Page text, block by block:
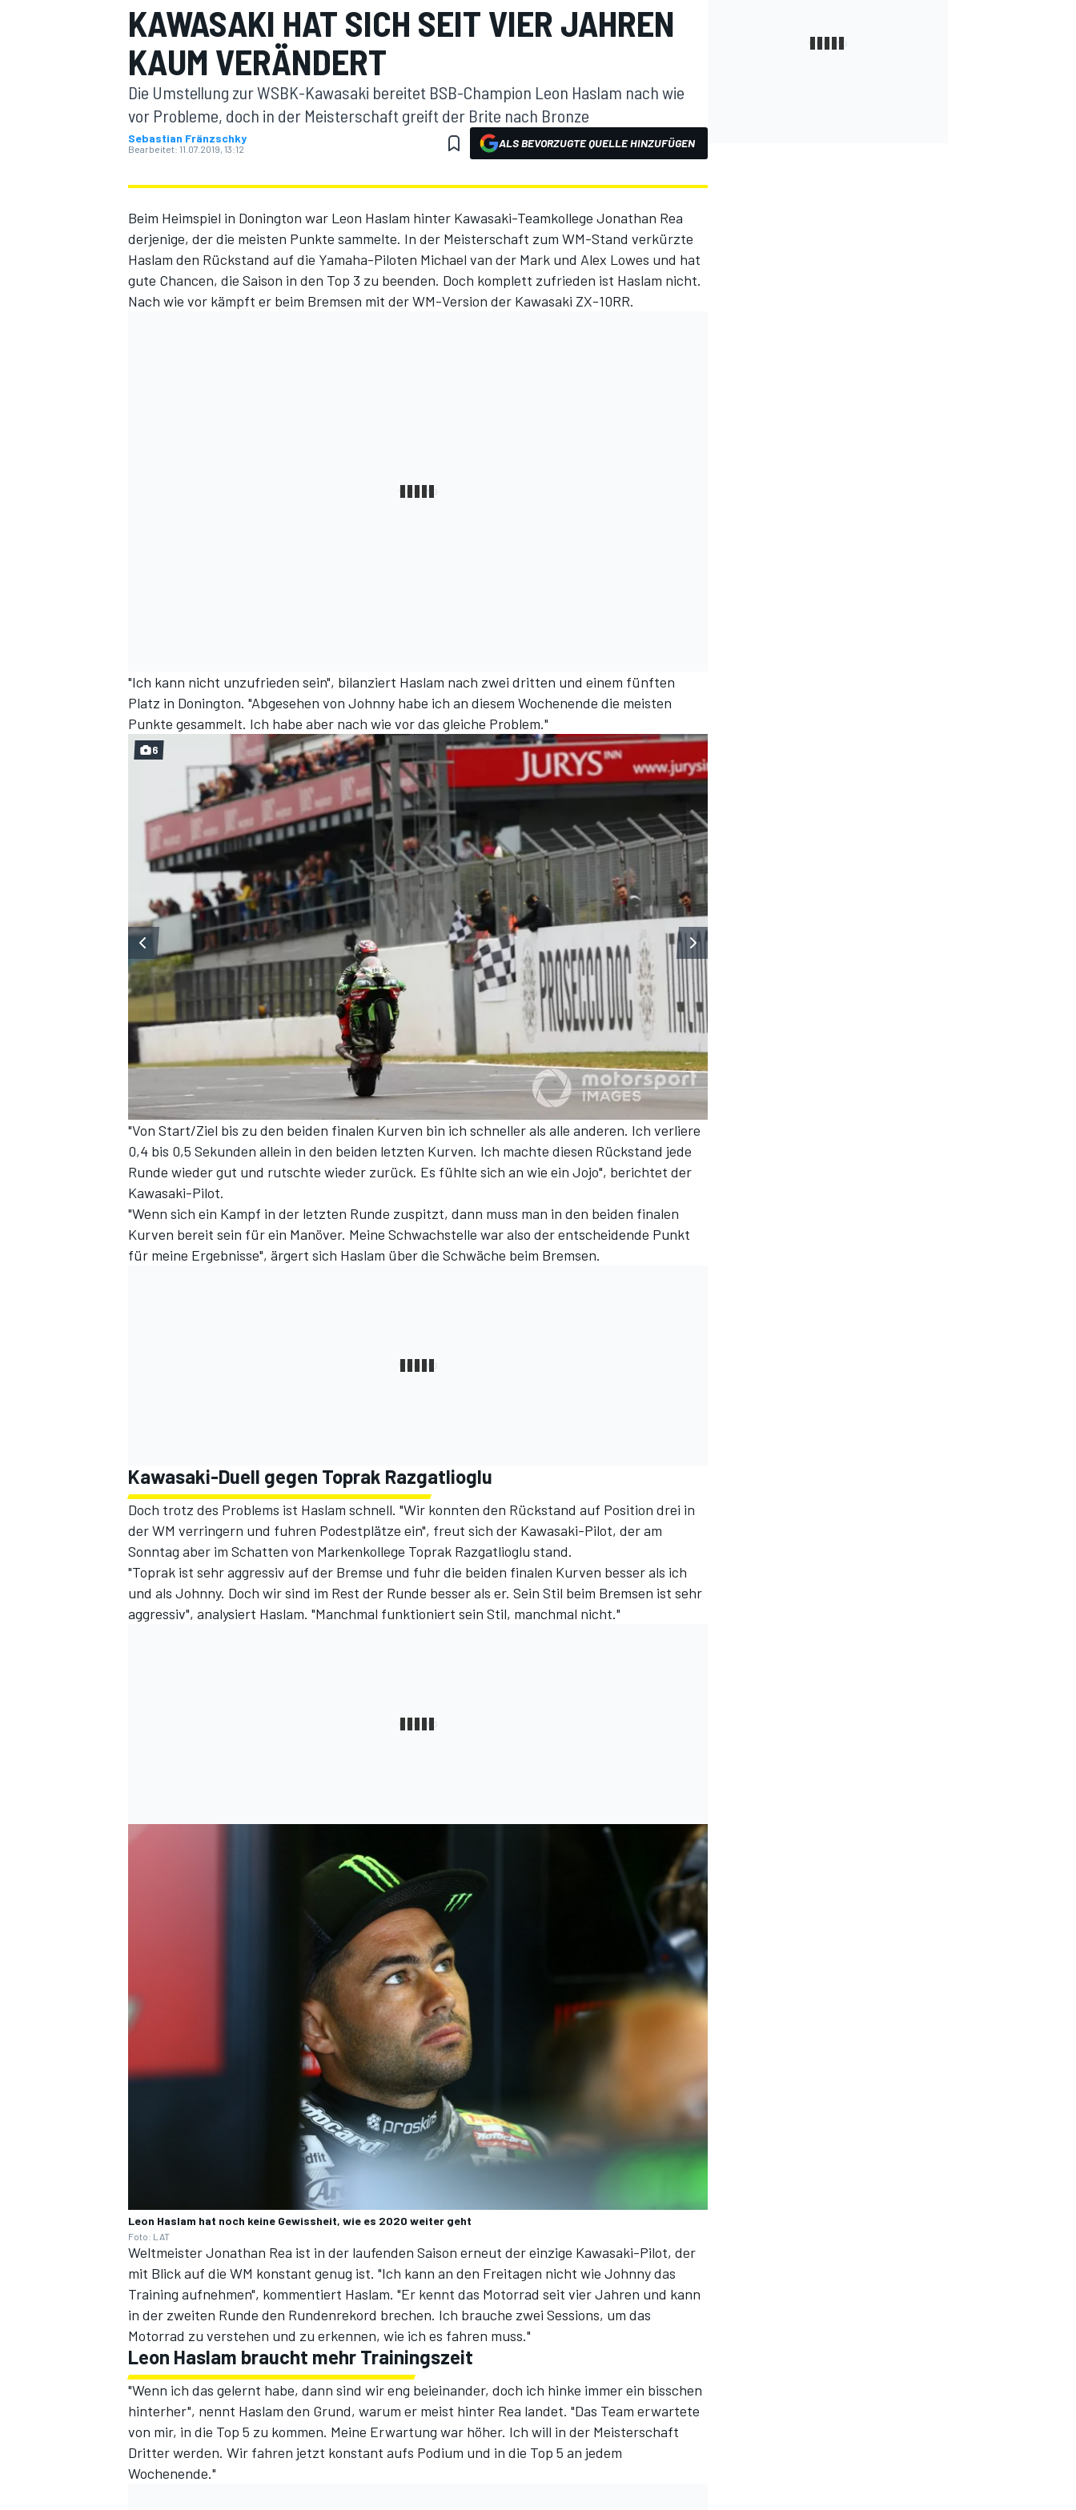
MOTOGP
SPORTWAGEN
KAWASAKI HAT SICH SEIT VIER JAHREN
KAUM VERÄNDERT
Die Umstellung zur WSBK-Kawasaki bereitet BSB-Champion Leon Haslam nach wie
vor Probleme, doch in der Meisterschaft greift der Brite nach Bronze
Sebastian Fränzschky
Bearbeitet: 11.07.2019, 13:12 ALS BEVORZUGTE QUELLE HINZUFÜGEN
Beim Heimspiel in Donington war Leon Haslam hinter Kawasaki-Teamkollege Jonathan Rea
derjenige, der die meisten Punkte sammelte. In der Meisterschaft zum WM-Stand verkürzte
Haslam den Rückstand auf die Yamaha-Piloten Michael van der Mark und Alex Lowes und hat
gute Chancen, die Saison in den Top 3 zu beenden. Doch komplett zufrieden ist Haslam nicht.
Nach wie vor kämpft er beim Bremsen mit der WM-Version der Kawasaki ZX-10RR.
"Ich kann nicht unzufrieden sein", bilanziert Haslam nach zwei dritten und einem fünften
Platz in Donington. "Abgesehen von Johnny habe ich an diesem Wochenende die meisten
Punkte gesammelt. Ich habe aber nach wie vor das gleiche Problem."
6
"Von Start/Ziel bis zu den beiden finalen Kurven bin ich schneller als alle anderen. Ich verliere
0,4 bis 0,5 Sekunden allein in den beiden letzten Kurven. Ich machte diesen Rückstand jede
Runde wieder gut und rutschte wieder zurück. Es fühlte sich an wie ein Jojo", berichtet der
Kawasaki-Pilot.
"Wenn sich ein Kampf in der letzten Runde zuspitzt, dann muss man in den beiden finalen
Kurven bereit sein für ein Manöver. Meine Schwachstelle war also der entscheidende Punkt
für meine Ergebnisse", ärgert sich Haslam über die Schwäche beim Bremsen.
Kawasaki-Duell gegen Toprak Razgatlioglu
Doch trotz des Problems ist Haslam schnell. "Wir konnten den Rückstand auf Position drei in
der WM verringern und fuhren Podestplätze ein", freut sich der Kawasaki-Pilot, der am
Sonntag aber im Schatten von Markenkollege Toprak Razgatlioglu stand.
"Toprak ist sehr aggressiv auf der Bremse und fuhr die beiden finalen Kurven besser als ich
und als Johnny. Doch wir sind im Rest der Runde besser als er. Sein Stil beim Bremsen ist sehr
aggressiv", analysiert Haslam. "Manchmal funktioniert sein Stil, manchmal nicht."
Leon Haslam hat noch keine Gewissheit, wie es 2020 weiter geht
Foto: LAT
Weltmeister Jonathan Rea ist in der laufenden Saison erneut der einzige Kawasaki-Pilot, der
mit Blick auf die WM konstant genug ist. "Ich kann an den Freitagen nicht wie Johnny das
Training aufnehmen", kommentiert Haslam. "Er kennt das Motorrad seit vier Jahren und kann
in der zweiten Runde den Rundenrekord brechen. Ich brauche zwei Sessions, um das
Motorrad zu verstehen und zu erkennen, wie ich es fahren muss."
Leon Haslam braucht mehr Trainingszeit
"Wenn ich das gelernt habe, dann sind wir eng beieinander, doch ich hinke immer ein bisschen
hinterher", nennt Haslam den Grund, warum er meist hinter Rea landet. "Das Team erwartete
von mir, in die Top 5 zu kommen. Meine Erwartung war höher. Ich will in der Meisterschaft
Dritter werden. Wir fahren jetzt konstant aufs Podium und in die Top 5 an jedem
Wochenende."